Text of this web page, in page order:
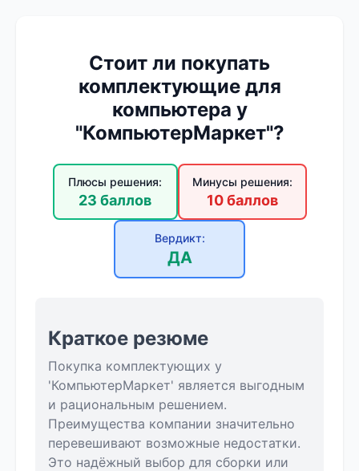
Стоит ли покупать
комплектующие для
компьютера у
"КомпьютерМаркет"?
Плюсы решения:
23 баллов
Минусы решения:
10 баллов
Вердикт:
ДА
Краткое резюме
Покупка комплектующих у
'КомпьютерМаркет' является выгодным
и рациональным решением.
Преимущества компании значительно
перевешивают возможные недостатки.
Это надёжный выбор для сборки или